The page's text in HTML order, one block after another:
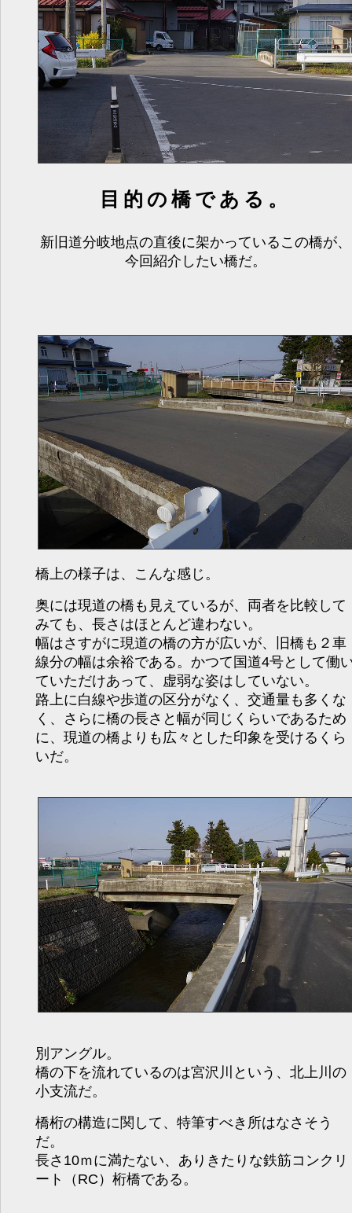
目的の橋である。
新旧道分岐地点の直後に架かっているこの橋が、
今回紹介したい橋だ。
橋上の様子は、こんな感じ。
奥には現道の橋も見えているが、両者を比較して
みても、長さはほとんど違わない。
幅はさすがに現道の橋の方が広いが、旧橋も２車
線分の幅は余裕である。かつて国道4号として働
ていただけあって、虚弱な姿はしていない。
路上に白線や歩道の区分がなく、交通量も多くな
く、さらに橋の長さと幅が同じくらいであるため
に、現道の橋よりも広々とした印象を受けるくら
いだ。
別アングル。
橋の下を流れているのは宮沢川という、北上川の
小支流だ。
橋桁の構造に関して、特筆すべき所はなさそう
だ。
長さ10ｍに満たない、ありきたりな鉄筋コンクリ
ート（RC）桁橋である。